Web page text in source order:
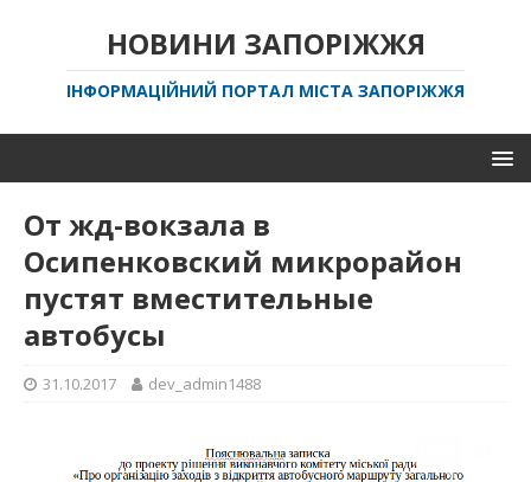
НОВИНИ ЗАПОРІЖЖЯ
ІНФОРМАЦІЙНИЙ ПОРТАЛ МІСТА ЗАПОРІЖЖЯ
От жд-вокзала в
Осипенковский микрорайон
пустят вместительные
автобусы
31.10.2017 dev_admin1488